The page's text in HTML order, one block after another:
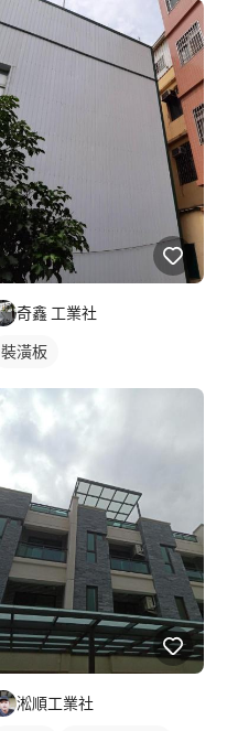
奇鑫 工業社
裝潢板
淞順工業社